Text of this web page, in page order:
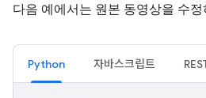
다음 예에서는 원본 동영상을 수
Python 자바스크립트